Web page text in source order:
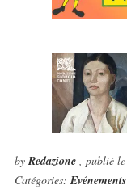
byRedazione , publié
Catégories: